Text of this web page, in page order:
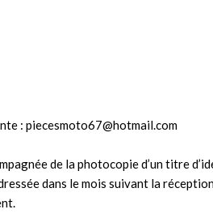
: piecesmoto67@hotmail.com
de la photocopie d’un titre
dans le mois suivant la